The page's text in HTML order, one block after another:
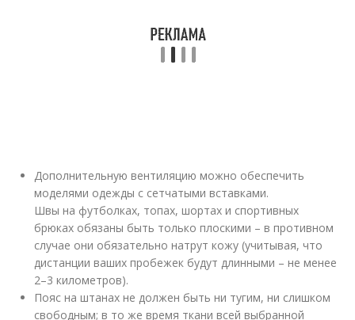
Дополнительную вентиляцию можно обеспечить
моделями одежды с сетчатыми вставками.
Швы на футболках, топах, шортах и спортивных
брюках обязаны быть только плоскими – в противном
случае они обязательно натрут кожу (учитывая, что
дистанции ваших пробежек будут длинными – не менее
2–3 километров).
Пояс на штанах не должен быть ни тугим, ни слишком
свободным; в то же время ткани всей выбранной